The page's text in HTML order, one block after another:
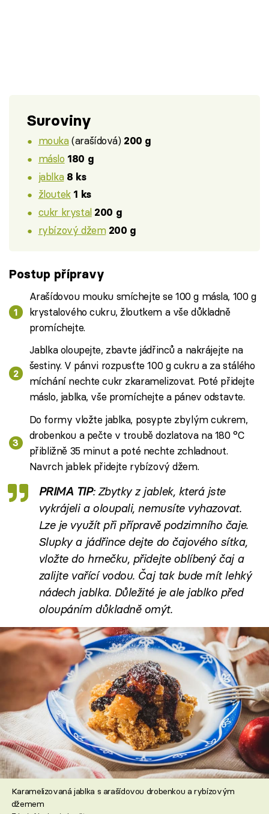
Suroviny
mouka(arašídová) 200 g
máslo 180 g
jablka 8 ks
žloutek 1 ks
cukr krystal 200 g
rybízový džem 200 g
Postup přípravy
Arašídovou mouku smíchejte se 100 g másla, 100 g
krystalového cukru, žloutkem a vše důkladně
promíchejte.
Jablka oloupejte, zbavte jádřinců a nakrájejte na
šestiny. V pánvi rozpusťte 100 g cukru a za stálého
míchání nechte cukr zkaramelizovat. Poté přidejte
máslo, jablka, vše promíchejte a pánev odstavte.
Do formy vložte jablka, posypte zbylým cukrem,
drobenkou a pečte v troubě dozlatova na 180 °C
přibližně 35 minut a poté nechte zchladnout.
Navrch jablek přidejte rybízový džem.
PRIMA TIP: Zbytky z jablek, která jste
vykrájeli a oloupali, nemusíte vyhazovat.
Lze je využít při přípravě podzimního čaje.
Slupky a jádřince dejte do čajového sítka,
vložte do hrnečku, přidejte oblíbený čaj a
zalijte vařící vodou. Čaj tak bude mít lehký
nádech jablka. Důležité je ale jablko před
oloupáním důkladně omýt.
Karamelizovaná jablka s arašídovou drobenkou a rybízovým
džemem